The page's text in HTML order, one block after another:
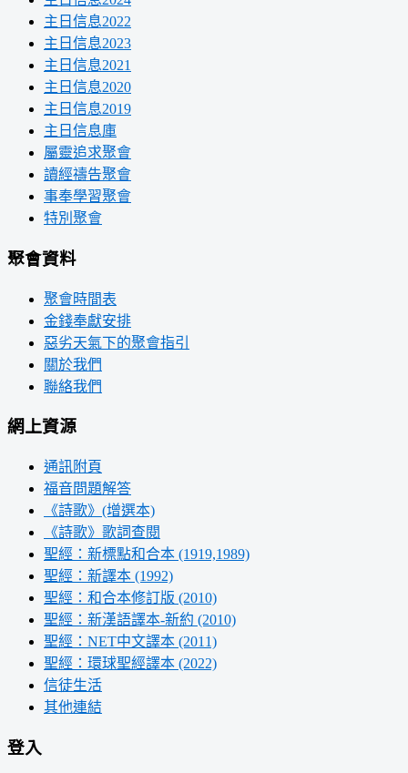
主日信息2022
主日信息2023
主日信息2021
主日信息2020
主日信息2019
主日信息庫
屬靈追求聚會
讀經禱告聚會
事奉學習聚會
特別聚會
聚會資料
聚會時間表
金錢奉獻安排
惡劣天氣下的聚會指引
關於我們
聯絡我們
網上資源
通訊附頁
福音問題解答
《詩歌》(增選本)
《詩歌》歌詞查閱
聖經：新標點和合本 (1919,1989)
聖經：新譯本 (1992)
聖經：和合本修訂版 (2010)
聖經：新漢語譯本-新約 (2010)
聖經：NET中文譯本 (2011)
聖經：環球聖經譯本 (2022)
信徒生活
其他連結
登入